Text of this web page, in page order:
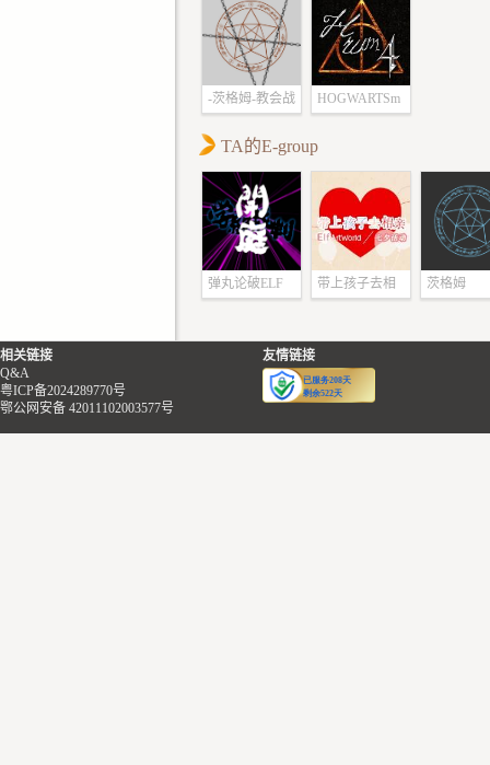
伊莲娜向他挥了挥
着行李箱上了火车
“柏林！”
每年的这个时
柏林一转身就
同年级的巴尔泽撒
亚，以及巴尔那闪
的级长徽章。
“嘿嘿，我可是
官员的人！”
“我跟你说，这
-茨格姆-教会战
HOGWARTSm
TA的E-group
弹丸论破ELF
带上孩子去相
茨格姆
相关链接
Q&A
粤ICP备2024289770号
鄂公网安备 42011102003577号
友情链接